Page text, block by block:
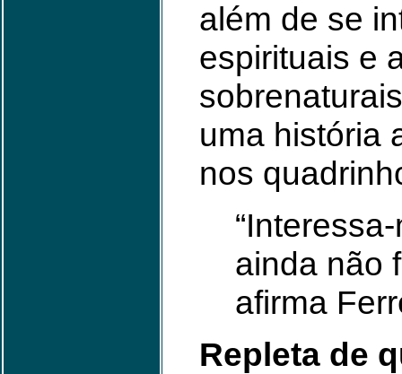
além de se
espirituais e
uma história
nos
ainda não
afirma
Repleta de